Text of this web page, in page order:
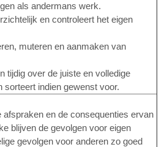
als andermans werk.
en controleert het eigen
muteren en aanmaken van
over de juiste en volledige
sorteert indien gewenst voor.
en de consequenties ervan
blijven de gevolgen voor eigen
gevolgen voor anderen zo goed